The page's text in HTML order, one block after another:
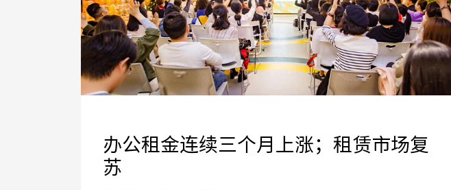
办公租金连续三个月上涨；租赁市场复
苏